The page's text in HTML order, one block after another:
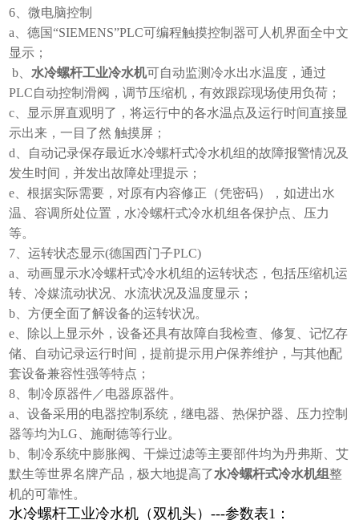
6、微电脑控制
a、德国“SIEMENS”PLC可编程触摸控制器可人机界面全中文
显示；
b、 水冷螺杆工业冷水机可自动监测冷水出水温度，通过
PLC自动控制滑阀，调节压缩机，有效跟踪现场使用负荷；
c、显示屏直观明了，将运行中的各水温点及运行时间直接显
示出来，一目了然 触摸屏；
d、自动记录保存最近水冷螺杆式冷水机组的故障报警情况及
发生时间，并发出故障处理提示；
e、根据实际需要，对原有内容修正（凭密码），如进出水
温、容调所处位置，水冷螺杆式冷水机组各保护点、压力
等。
7、运转状态显示(德国西门子PLC)
a、动画显示水冷螺杆式冷水机组的运转状态，包括压缩机运
转、冷媒流动状况、水流状况及温度显示；
b、方便全面了解设备的运转状况。
e、除以上显示外，设备还具有故障自我检查、修复、记忆存
储、自动记录运行时间，提前提示用户保养维护，与其他配
套设备兼容性强等特点；
8、制冷原器件／电器原器件。
a、设备采用的电器控制系统，继电器、热保护器、压力控制
器等均为LG、施耐德等行业。
b、制冷系统中膨胀阀、干燥过滤等主要部件均为丹弗斯、艾
默生等世界名牌产品，极大地提高了水冷螺杆式冷水机组整
机的可靠性。
水冷螺杆工业冷水机（双机头）---参数表1：